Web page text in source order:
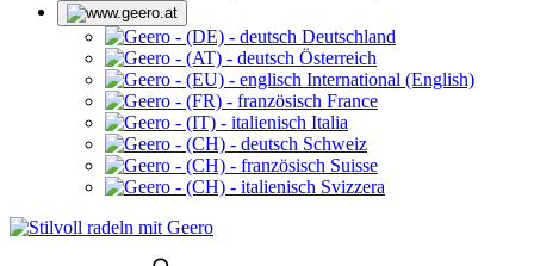
Deutschland
Österreich
International (English)
France
Italia
Schweiz
Suisse
Svizzera